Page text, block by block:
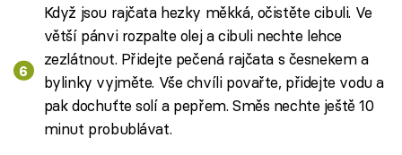
Když jsou rajčata hezky měkká, očistěte cibuli. Ve
větší pánvi rozpalte olej a cibuli nechte lehce
zezlátnout. Přidejte pečená rajčata s česnekem a
bylinky vyjměte. Vše chvíli povařte, přidejte vodu a
pak dochuťte solí a pepřem. Směs nechte ještě 10
minut probublávat.